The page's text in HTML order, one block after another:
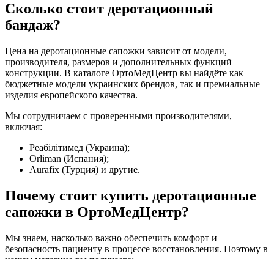
Сколько стоит деротационный
бандаж?
Цена на деротационные сапожки зависит от модели,
производителя, размеров и дополнительных функций
конструкции. В каталоге ОртоМедЦентр вы найдёте как
бюджетные модели украинских брендов, так и премиальные
изделия европейского качества.
Мы сотрудничаем с проверенными производителями,
включая:
Реабілітимед (Украина);
Orliman (Испания);
Aurafix (Турция) и другие.
Почему стоит купить деротационные
сапожки в ОртоМедЦентр?
Мы знаем, насколько важно обеспечить комфорт и
безопасность пациенту в процессе восстановления. Поэтому в